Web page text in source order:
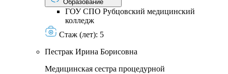
Образование
ГОУ СПО Рубцовский медицинский
колледж
Стаж (лет): 5
Пестрак Ирина Борисовна
Медицинская сестра процедурной